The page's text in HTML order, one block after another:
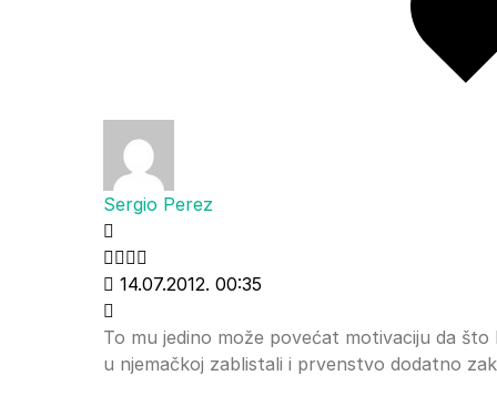
Sergio Perez
14.07.2012. 00:35
To mu jedino može povećat motivaciju da
u njemačkoj zablistali i prvenstvo dodatno